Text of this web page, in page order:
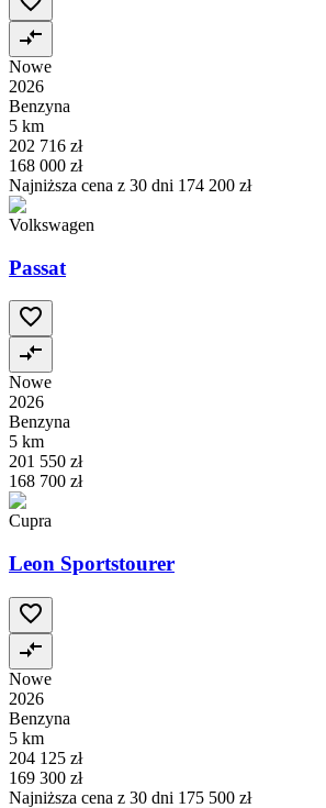
Nowe
2026
Benzyna
5 km
202 716 zł
168 000 zł
Najniższa cena z 30 dni 174 200 zł
Volkswagen
Passat
Nowe
2026
Benzyna
5 km
201 550 zł
168 700 zł
Cupra
Leon Sportstourer
Nowe
2026
Benzyna
5 km
204 125 zł
169 300 zł
Najniższa cena z 30 dni 175 500 zł